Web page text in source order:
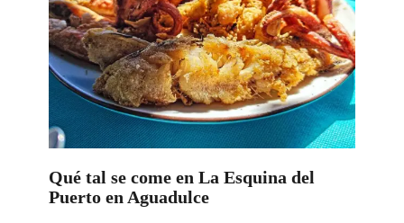
Qué tal se come en La Esquina del
Puerto en Aguadulce